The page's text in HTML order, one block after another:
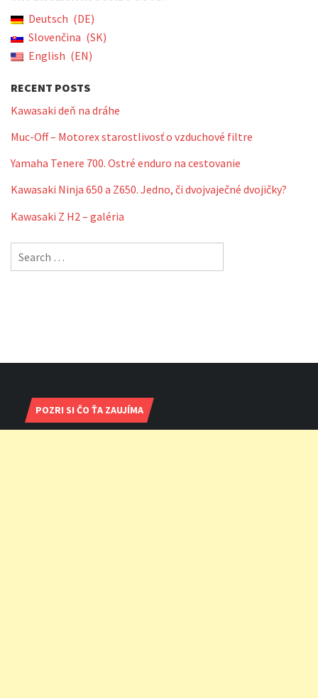
Deutsch
DE
Slovenčina
SK
English
EN
RECENT POSTS
Kawasaki deň na dráhe
Muc-Off – Motorex starostlivosť o vzduchové filtre
Yamaha Tenere 700. Ostré enduro na cestovanie
Kawasaki Ninja 650 a Z650. Jedno, či dvojvaječné dvojičky?
Kawasaki Z H2 – galéria
Search
for:
POZRI SI ČO ŤA ZAUJÍMA